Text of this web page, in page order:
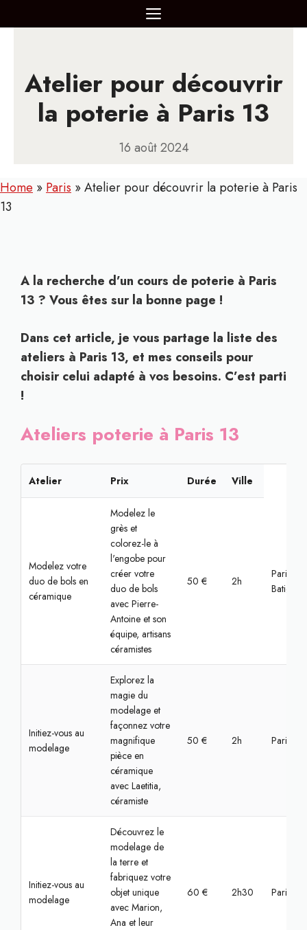
au
MENU
Atelier pour découvrir
la poterie à Paris 13
16 août 2024
Home » Paris »Atelier pour découvrir la poterie à Paris
13
A la recherche d’un cours de poterie à Paris
13 ? Vous êtes sur la bonne page !
Dans cet article, je vous partage la liste des
ateliers à Paris 13, et mes conseils pour
choisir celui adapté à vos besoins. C’est parti
!
Ateliers poterie à Paris 13
Atelier Prix Durée Ville
Modelez votre
duo de bols en
céramique
Modelez le
grès et
colorez-le à
l'engobe pour
créer votre
duo de bols
avec Pierre-
Antoine et son
équipe, artisans
céramistes
50 € 2h
Paris,
Initiez-vous au
modelage
Explorez la
magie du
modelage et
façonnez votre
magnifique
pièce en
céramique
avec Laetitia,
céramiste
50 € 2h Paris,
Initiez-vous au
modelage
Découvrez le
modelage de
la terre et
fabriquez votre
objet unique
avec Marion,
Ana et leur
60 € 2h30 Paris,